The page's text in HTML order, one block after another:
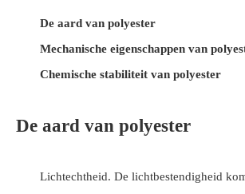
De aard van polyester
Mechanische eigenschappen van
Chemische stabiliteit van polyester
De aard van polyester
Lichtechtheid. De lichtbestendigheid